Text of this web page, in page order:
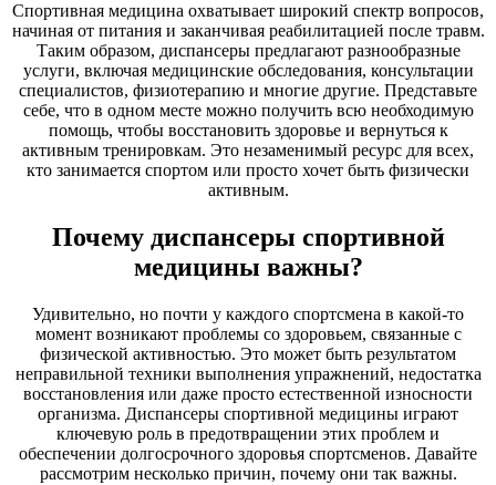
Спортивная медицина охватывает широкий спектр вопросов,
начиная от питания и заканчивая реабилитацией после травм.
Таким образом, диспансеры предлагают разнообразные
услуги, включая медицинские обследования, консультации
специалистов, физиотерапию и многие другие. Представьте
себе, что в одном месте можно получить всю необходимую
помощь, чтобы восстановить здоровье и вернуться к
активным тренировкам. Это незаменимый ресурс для всех,
кто занимается спортом или просто хочет быть физически
активным.
Почему диспансеры спортивной
медицины важны?
Удивительно, но почти у каждого спортсмена в какой-то
момент возникают проблемы со здоровьем, связанные с
физической активностью. Это может быть результатом
неправильной техники выполнения упражнений, недостатка
восстановления или даже просто естественной износности
организма. Диспансеры спортивной медицины играют
ключевую роль в предотвращении этих проблем и
обеспечении долгосрочного здоровья спортсменов. Давайте
рассмотрим несколько причин, почему они так важны.